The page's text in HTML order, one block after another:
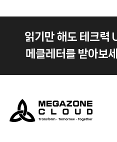
읽기만 해도 테크력
메클레터를 받아보